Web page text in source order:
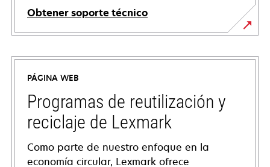
Obtener soporte técnico
se
abre
una
pestaña
nueva
PÁGINA WEB
Programas de reutilización y
reciclaje de Lexmark
Como parte de nuestro enfoque en la
economía circular, Lexmark ofrece